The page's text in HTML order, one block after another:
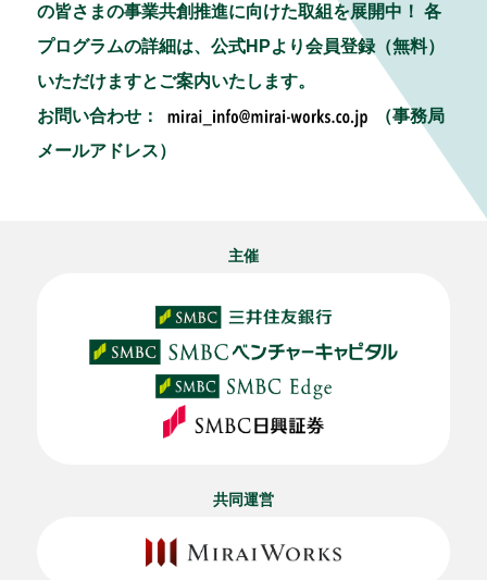
の皆さまの事業共創推進に向けた取組を展開中！ 各
プログラムの詳細は、公式HPより会員登録（無料）
いただけますとご案内いたします。
お問い合わせ：
（事務局
メールアドレス）
主催
共同運営